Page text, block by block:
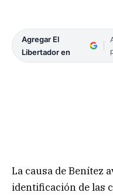
Agregar El
Libertador en
La causa de Benítez
identificación de las